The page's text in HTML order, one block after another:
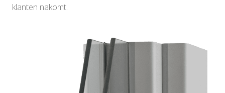
klanten nakomt.